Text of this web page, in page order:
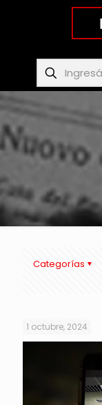
Categorías
1 octubre, 2024